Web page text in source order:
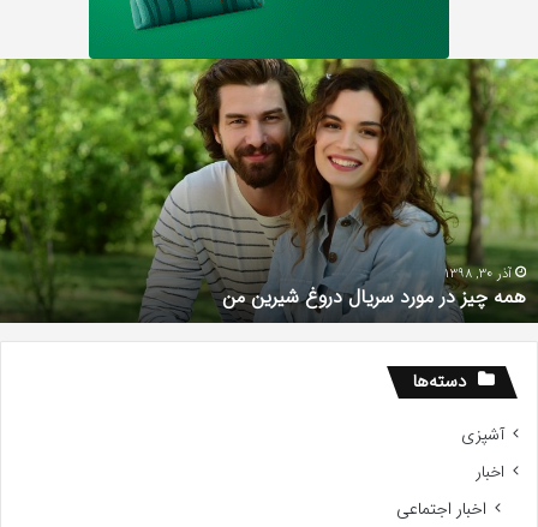
همه
چیز
در
مورد
سریال
دروغ
شیرین
من
آذر 30, 1398
همه چیز در مورد سریال دروغ شیرین من
دسته‌ها
آشپزی
اخبار
اخبار اجتماعی